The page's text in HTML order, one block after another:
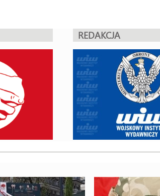
REDAKCJA